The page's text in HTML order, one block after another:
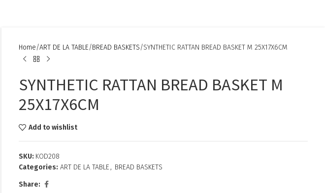
Home ART DE LA TABLE BREAD BASKETS SYNTHETIC RATTAN BREAD BASKET M 25X17X6CM
SYNTHETIC RATTAN BREAD BASKET M
25X17X6CM
Add to wishlist
SKU: KOD208
Categories: ART DE LA TABLE, BREAD BASKETS
Share: